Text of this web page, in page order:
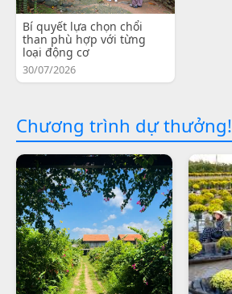
Bí quyết lựa chọn chổi
than phù hợp với từng
loại động cơ
30/07/2026
Chương trình dự thưởng!